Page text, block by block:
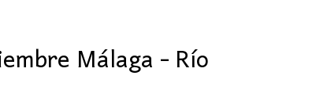
Málaga - Río